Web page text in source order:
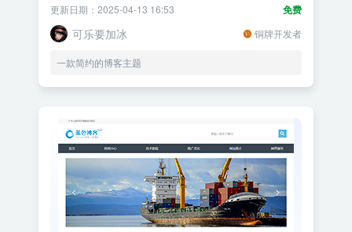
免费
更新日期：2025-04-13 16:53
可乐要加冰 铜牌开发者
一款简约的博客主题